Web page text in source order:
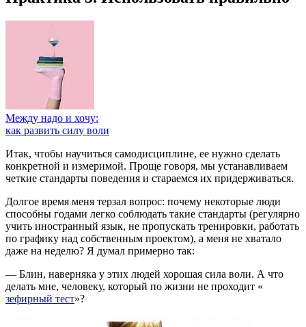
Между надо и хочу:
как развить силу воли
Итак, чтобы научиться самодисциплине, ее нужно сделать
конкретной и измеримой. Проще говоря, мы устанавливаем
четкие стандарты поведения и стараемся их придерживаться.
Долгое время меня терзал вопрос: почему некоторые люди
способны годами легко соблюдать такие стандарты (регулярно
учить иностранный язык, не пропускать тренировки, работать
по графику над собственным проектом), а меня не хватало
даже на неделю? Я думал примерно так:
— Блин, наверняка у этих людей хорошая сила воли. А что
делать мне, человеку, который по жизни не проходит «
зефирный тест»?